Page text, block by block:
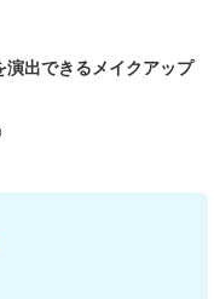
出できるメイクアップ